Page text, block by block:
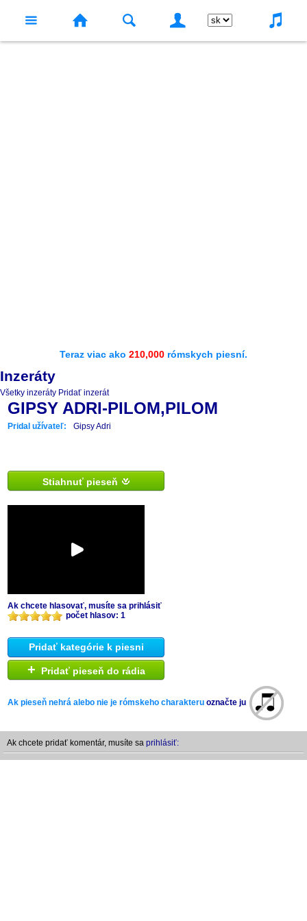
Teraz viac ako 210,000 rómskych piesní.
Inzeráty
Všetky inzeráty Pridať inzerát
GIPSY ADRI-PILOM,PILOM
Pridal užívateľ: Gipsy Adri
Stiahnuť pieseň
Ak chcete hlasovať, musíte sa prihlásiť
počet hlasov: 1
Pridať kategórie k piesni
+ Pridať pieseň do rádia
Ak pieseň nehrá alebo nie je rómskeho charakteru označte ju
Ak chcete pridať komentár, musíte sa prihlásiť: